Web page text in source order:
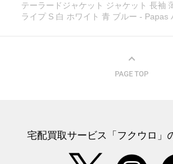
テーラードジャケット ジャケット 長袖
ライプ S 白 ホワイト 青 ブルー - Papas
宅配買取サービス「フクウロ」